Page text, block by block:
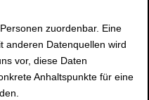
zuordenbar. Eine
anderen Datenquellen wird
vor, diese Daten
Anhaltspunkte für eine